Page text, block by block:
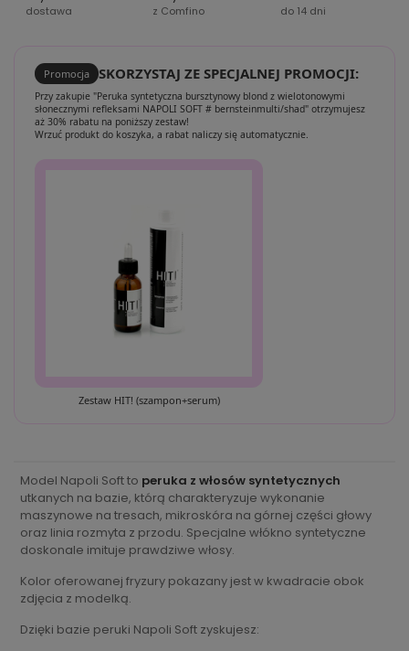
dostawa z Comfino do 14 dni
Promocja SKORZYSTAJ ZE SPECJALNEJ PROMOCJI:
Przy zakupie "Peruka syntetyczna bursztynowy blond z wielotonowymi
słonecznymi refleksami NAPOLI SOFT # bernsteinmulti/shad" otrzymujesz
aż 30% rabatu na poniższy zestaw!
Wrzuć produkt do koszyka, a rabat naliczy się automatycznie.
Zestaw HIT! (szampon+serum)
Model Napoli Soft to peruka z włosów syntetycznych
utkanych na bazie, którą charakteryzuje wykonanie
maszynowe na tresach, mikroskóra na górnej części głowy
oraz linia rozmyta z przodu. Specjalne włókno syntetyczne
doskonale imituje prawdziwe włosy.
Kolor oferowanej fryzury pokazany jest w kwadracie obok
zdjęcia z modelką.
Dzięki bazie peruki Napoli Soft zyskujesz: